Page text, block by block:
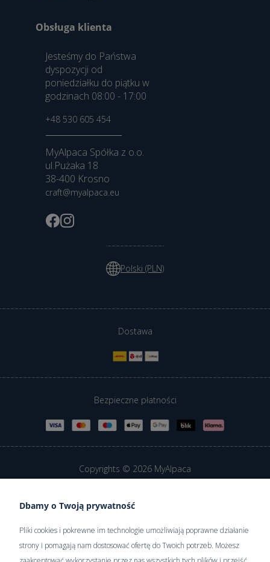
Obsługa klienta
Jesteśmy do Państwa
dyspozycji od
poniedziałku do piątku w
godzinach 08:00 - 17:00
+48 530 605 454
MyAlpaca Spółka z o.o.
ul.Pużaka 18
38-400 Krosno
craft@myalpaca.eu
Polski (PLN)
Copyrights © 2026 MyAlpaca
Bezpieczne płatności
Dostawa
Dbamy o Twoją prywatność
Pliki cookies i pokrewne im technologie umożliwiają poprawne działanie
strony i pomagają nam dostosować ofertę do Twoich potrzeb. Możesz